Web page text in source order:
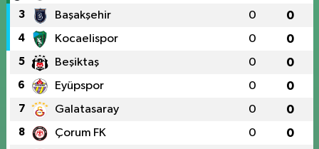
3 Başakşehir 0 0
4 Kocaelispor 0 0
5 Beşiktaş 0 0
6 Eyüpspor 0 0
7 Galatasaray 0 0
8 Çorum FK 0 0